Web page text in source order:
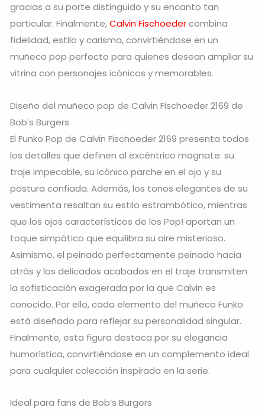
gracias a su porte distinguido y su encanto tan
particular. Finalmente,Calvin Fischoedercombina
fidelidad, estilo y carisma, convirtiéndose en un
muñeco pop perfecto para quienes desean ampliar su
vitrina con personajes icónicos y memorables.
Diseño del muñeco pop de Calvin Fischoeder 2169 de
Bob’s Burgers
El Funko Pop de Calvin Fischoeder 2169 presenta todos
los detalles que definen al excéntrico magnate: su
traje impecable, su icónico parche en el ojo y su
postura confiada. Además, los tonos elegantes de su
vestimenta resaltan su estilo estrambótico, mientras
que los ojos característicos de los Pop! aportan un
toque simpático que equilibra su aire misterioso.
Asimismo, el peinado perfectamente peinado hacia
atrás y los delicados acabados en el traje transmiten
la sofisticación exagerada por la que Calvin es
conocido. Por ello, cada elemento del muñeco Funko
está diseñado para reflejar su personalidad singular.
Finalmente, esta figura destaca por su elegancia
humorística, convirtiéndose en un complemento ideal
para cualquier colección inspirada en la serie.
Ideal para fans de Bob’s Burgers